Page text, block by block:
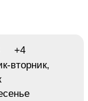
+4
вторник,